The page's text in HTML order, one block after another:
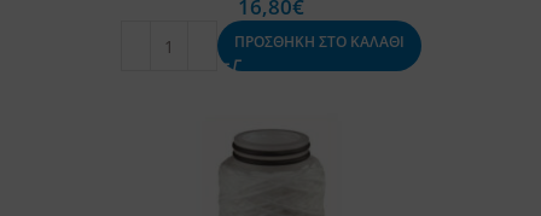
16,80€
ΠΡΟΣΘΗΚΗ ΣΤΟ ΚΑΛΑΘΙ